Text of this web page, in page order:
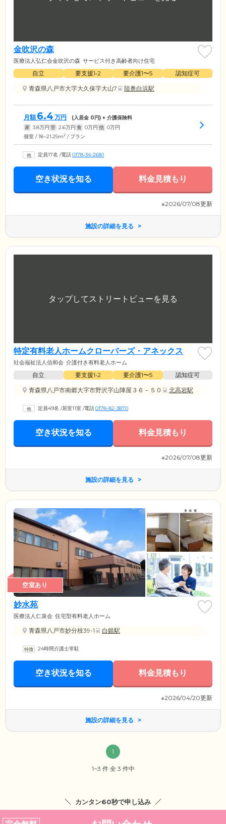
金吹沢の森
医療法人弘仁会金吹沢の森 サービス付き高齢者向け住宅
自立 要支援1•2 要介護1〜5
認知症可
青森県八戸市大字大久保字大山7
陸奥白浜駅
月額 6.4 万円 (入居金 0円) + 介護保険料
家 3.8万円 管 2.6万円 食 0万円 他 0万円
個室 / 18~21.25m2 / プラン
定員17名 /電話0178-34-2681
空き状況を知る 料金見積もり
※2026/07/08更新
施設の詳細を見る
特定有料老人ホームクローバーズ・アネックス
社会福祉法人信和会 介護付き有料老人ホーム
自立 要支援1•2 要介護1〜5
認知症可
青森県八戸市南郷大字市野沢字山陣屋３６－５０
北高岩駅
定員49名 /居室11室 /電話0178-82-3870
空き状況を知る 料金見積もり
※2026/07/08更新
施設の詳細を見る
空室あり
妙水苑
医療法人仁泉会 住宅型有料老人ホーム
青森県八戸市妙分枝39-1 白銀駅
24時間介護士常駐
空き状況を知る 料金見積もり
※2026/04/20更新
施設の詳細を見る
1
1~3 件 全 3 件中
カンタン60秒で申し込み